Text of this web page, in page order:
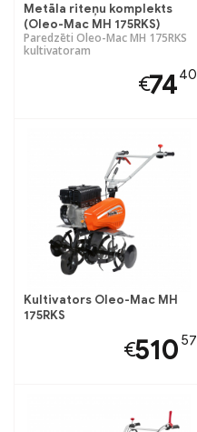
Metāla riteņu komplekts
(Oleo-Mac MH 175RKS)
Paredzēti Oleo-Mac MH 175RKS
kultivatoram
€7440
Kultivators Oleo-Mac MH
175RKS
€510 57